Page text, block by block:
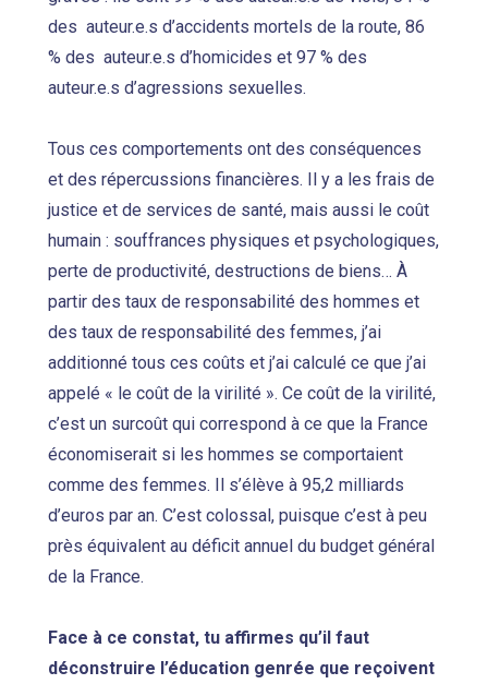
des auteur.e.s d’accidents mortels de la route, 86
% des auteur.e.s d’homicides et 97 % des
auteur.e.s d’agressions sexuelles.
Tous ces comportements ont des conséquences
et des répercussions financières. Il y a les frais de
justice et de services de santé, mais aussi le coût
humain : souffrances physiques et psychologiques,
perte de productivité, destructions de biens… À
partir des taux de responsabilité des hommes et
des taux de responsabilité des femmes, j’ai
additionné tous ces coûts et j’ai calculé ce que j’ai
appelé « le coût de la virilité ». Ce coût de la virilité,
c’est un surcoût qui correspond à ce que la France
économiserait si les hommes se comportaient
comme des femmes. Il s’élève à 95,2 milliards
d’euros par an. C’est colossal, puisque c’est à peu
près équivalent au déficit annuel du budget général
de la France.
Face à ce constat, tu affirmes qu’il faut
déconstruire l’éducation genrée que reçoivent